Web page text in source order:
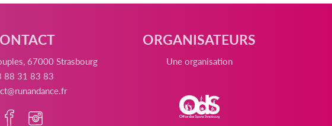
67000 Strasbourg
88 31 83 83
ORGANISATEURS
Une organisation